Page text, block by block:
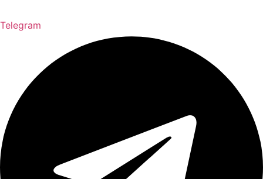
Telegram